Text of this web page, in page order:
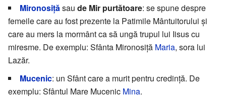
Mironosiţăsau de Mir purtătoare: se spune despre
femeile care au fost prezente la Patimile Mântuitorului și
care au mers la mormânt ca să ungă trupul lui Iisus cu
miresme. De exemplu: Sfânta Mironosiță Maria, sora lui
Lazăr.
Mucenic: un Sfânt care a murit pentru credință. De
exemplu: Sfântul Mare Mucenic Mina.